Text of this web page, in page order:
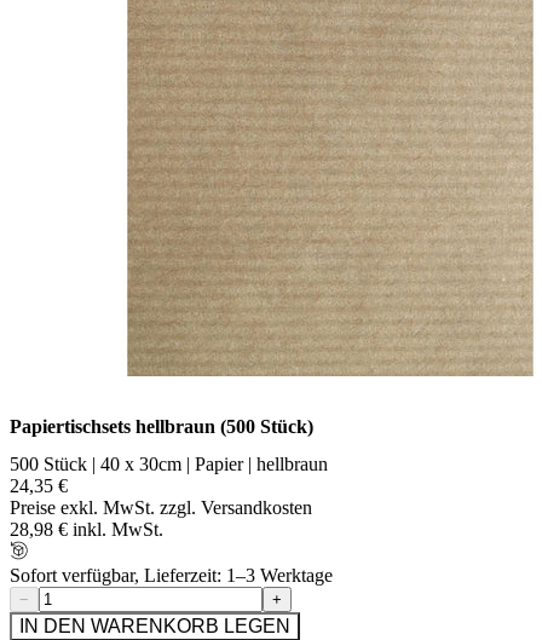
Papiertischsets hellbraun (500 Stück)
500 Stück | 40 x 30cm | Papier | hellbraun
24,35 €
Preise exkl. MwSt. zzgl. Versandkosten
28,98 € inkl. MwSt.
Sofort verfügbar, Lieferzeit: 1–3 Werktage
− +
IN DEN WARENKORB LEGEN